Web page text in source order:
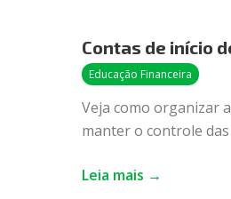
Contas de início
Educação Financeira
Veja como organizar
manter o controle
início
de
um
guia
para
Leia mais →